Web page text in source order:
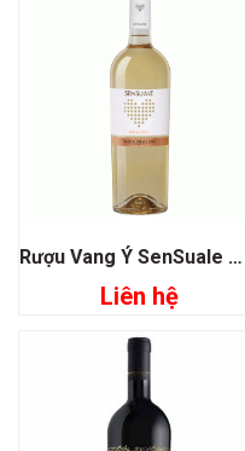
Rượu Vang Ý SenSuale Moscato
Liên hệ